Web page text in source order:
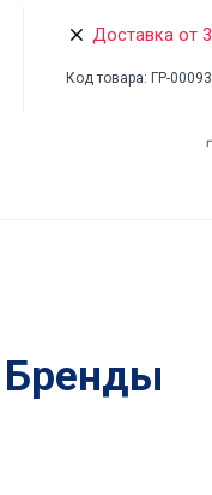
Доставка от
Код товара: ГР-
Бренды